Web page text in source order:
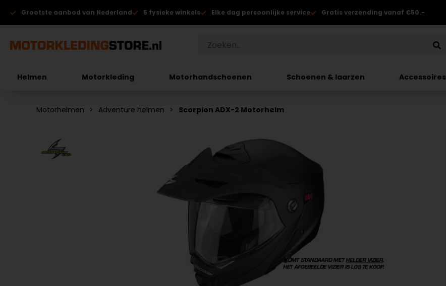
Grootste aanbod van Nederland 5 fysieke winkels Elke dag persoonlijke service Gratis verzending vanaf €50.-
Helmen Motorkleding Motorhandschoenen Schoenen & laarzen Accessoires
Motorhelmen Adventure helmen Scorpion ADX-2 Motorhelm